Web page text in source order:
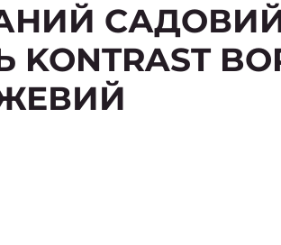
KONTRAST